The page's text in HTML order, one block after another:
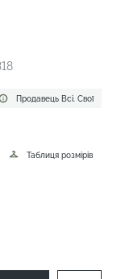
Продавець Всі. Свої
Таблиця розмірів